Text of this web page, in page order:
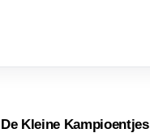
De Kleine Kampioentjes